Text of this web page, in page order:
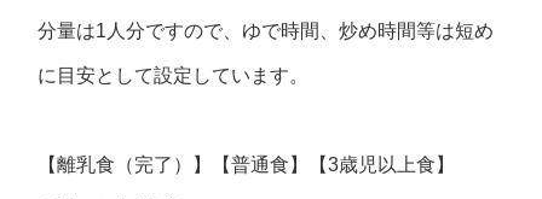
分量は1人分ですので、ゆで時間、炒め時間等は短め
に目安として設定しています。
【離乳食（完了）】【普通食】【3歳児以上食】